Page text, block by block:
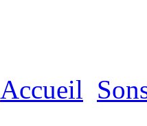
Accueil